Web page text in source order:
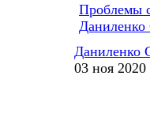
Проблемы
Даниленко
Даниленко
03 ноя 2020